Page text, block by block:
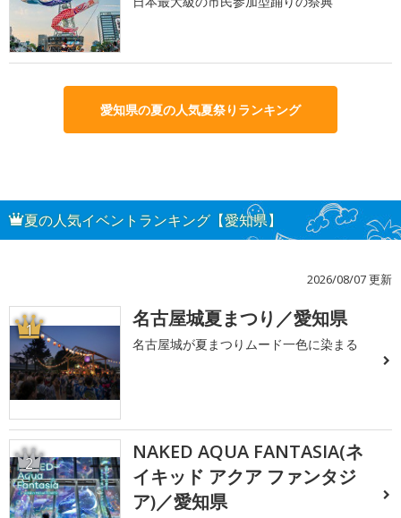
愛知県の夏の人気夏祭りランキング
夏の人気イベントランキング【愛知県】
2026/08/07 更新
1 名古屋城夏まつり／愛知県
名古屋城が夏まつりムード一色に染まる
2
NAKED AQUA FANTASIA(ネ
イキッド アクア ファンタジ
ア)／愛知県